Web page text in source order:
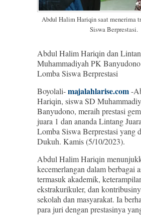
Abdul Halim Hariqin saat menerima
Siswa Berprestasi.
Abdul Halim Hariqin dan
Muhammadiyah PK
Lomba Siswa Berprestasi
Boyolali-majalahlarise.com-
Hariqin, siswa SD
Banyudono, meraih prestasi
juara 1 dan ananda Lintang
Lomba Siswa Berprestasi yang
Dukuh. Kamis (5/10/2023).
Abdul Halim Hariqin
kecemerlangan dalam berbagai
termasuk akademik,
ekstrakurikuler, dan
sekolah dan masyarakat. Ia
para juri dengan prestasinya